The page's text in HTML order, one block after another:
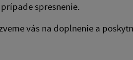
spresnenie.
vás na doplnenie a